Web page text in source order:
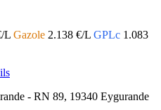
L Gazole 2.138 €/L GPLc 1.083
- RN 89, 19340 Eygurande